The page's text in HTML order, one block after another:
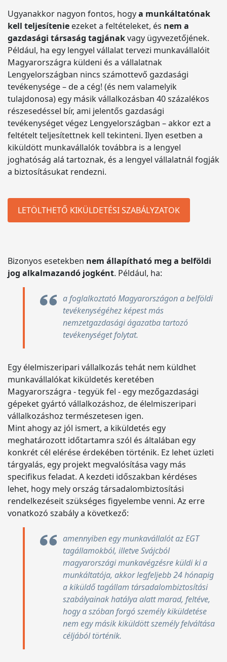
Ugyanakkor nagyon fontos, hogya munkáltatónak
kell teljesítenie ezeket a feltételeket, és nem a
gazdasági társaság tagjánakvagy ügyvezetőjének.
Például, ha egy lengyel vállalat tervezi munkavállalóit
Magyarországra küldeni és a vállalatnak
Lengyelországban nincs számottevő gazdasági
tevékenysége – de a cég! (és nem valamelyik
tulajdonosa) egy másik vállalkozásban 40 százalékos
részesedéssel bír, ami jelentős gazdasági
tevékenységet végez Lengyelországban – akkor ezt a
feltételt teljesítettnek kell tekinteni. Ilyen esetben a
kiküldött munkavállalók továbbra is a lengyel
joghatóság alá tartoznak, és a lengyel vállalatnál fogják
a biztosításukat rendezni.
LETÖLTHETŐ KIKÜLDETÉSI SZABÁLYZATOK
Bizonyos esetekben nem állapítható meg a belföldi
jog alkalmazandó jogként. Például, ha:
a foglalkoztató Magyarországon a belföldi
tevékenységéhez képest más
nemzetgazdasági ágazatba tartozó
tevékenységet folytat.
Egy élelmiszeripari vállalkozás tehát nem küldhet
munkavállalókat kiküldetés keretében
Magyarországra - tegyük fel - egy mezőgazdasági
gépeket gyártó vállalkozáshoz, de élelmiszeripari
vállalkozáshoz természetesen igen.
Mint ahogy az jól ismert, a kiküldetés egy
meghatározott időtartamra szól és általában egy
konkrét cél elérése érdekében történik. Ez lehet üzleti
tárgyalás, egy projekt megvalósítása vagy más
specifikus feladat. A kezdeti időszakban kérdéses
lehet, hogy mely ország társadalombiztosítási
rendelkezéseit szükséges figyelembe venni. Az erre
vonatkozó szabály a következő:
amennyiben egy munkavállalót az EGT
tagállamokból, illetve Svájcból
magyarországi munkavégzésre küldi ki a
munkáltatója, akkor legfeljebb 24 hónapig
a kiküldő tagállam társadalombiztosítási
szabályainak hatálya alatt marad, feltéve,
hogy a szóban forgó személy kiküldetése
nem egy másik kiküldött személy felváltása
céljából történik.